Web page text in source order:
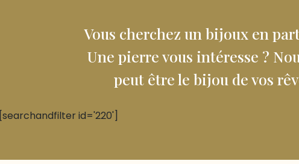
Vous cherchez un bijoux en
Une pierre vous intéresse ?
peut être le bijou de vos
[searchandfilter id='220']